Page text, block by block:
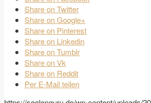
Share on Twitter
Share on Google+
Share on Pinterest
Share on Linkedin
Share on Tumblr
Share on Vk
Share on Reddit
Per E-Mail teilen